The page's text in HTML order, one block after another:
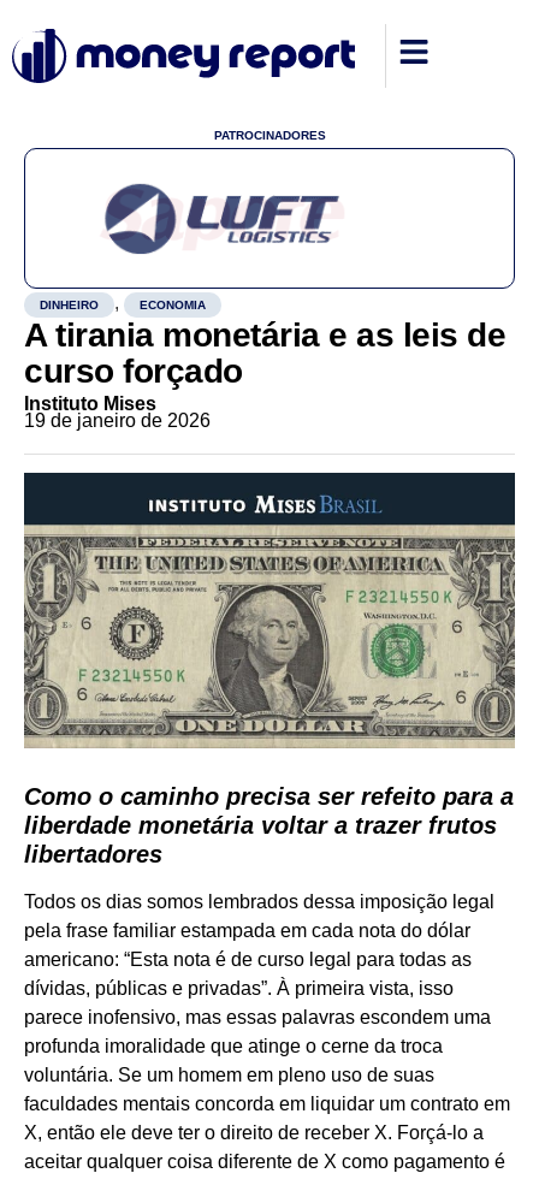
PATROCINADORES
DINHEIRO , ECONOMIA
A tirania monetária e as leis de
curso forçado
Instituto Mises
19 de janeiro de 2026
Como o caminho precisa ser refeito para a
liberdade monetária voltar a trazer frutos
libertadores
Todos os dias somos lembrados dessa imposição legal
pela frase familiar estampada em cada nota do dólar
americano: “Esta nota é de curso legal para todas as
dívidas, públicas e privadas”. À primeira vista, isso
parece inofensivo, mas essas palavras escondem uma
profunda imoralidade que atinge o cerne da troca
voluntária. Se um homem em pleno uso de suas
faculdades mentais concorda em liquidar um contrato em
X, então ele deve ter o direito de receber X. Forçá-lo a
aceitar qualquer coisa diferente de X como pagamento é